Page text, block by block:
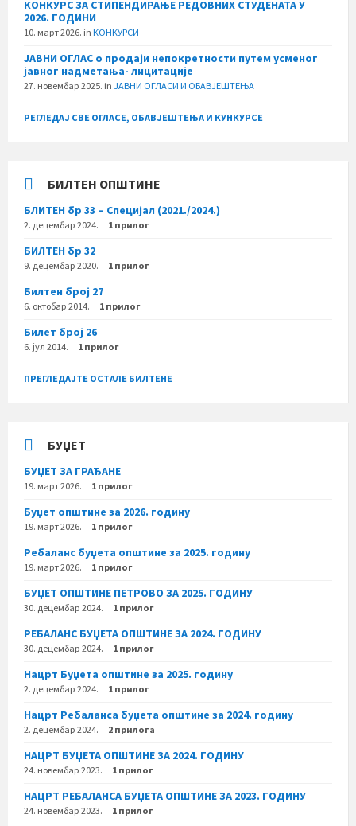
КОНКУРС ЗА СТИПЕНДИРАЊЕ РЕДОВНИХ СТУДЕНАТА У
2026. ГОДИНИ
10. март 2026. in КОНКУРСИ
ЈАВНИ ОГЛАС о продаји непокретности путем усменог
јавног надметања- лицитације
27. новембар 2025. in ЈАВНИ ОГЛАСИ И ОБАВЈЕШТЕЊА
РЕГЛЕДАЈ СВЕ ОГЛАСЕ, ОБАВЈЕШТЕЊА И КУНКУРСЕ
БИЛТЕН ОПШТИНЕ
БЛИТЕН бр 33 – Специјал (2021./2024.)
2. децембар 2024. 1 прилог
БИЛТЕН бр 32
9. децембар 2020. 1 прилог
Билтен број 27
6. октобар 2014. 1 прилог
Билет број 26
6. јул 2014. 1 прилог
ПРЕГЛЕДАЈТЕ ОСТАЛЕ БИЛТЕНЕ
БУЏЕТ
БУЏЕТ ЗА ГРАЂАНЕ
19. март 2026. 1 прилог
Буџет општине за 2026. годину
19. март 2026. 1 прилог
Ребаланс буџета општине за 2025. годину
19. март 2026. 1 прилог
БУЏЕТ ОПШТИНЕ ПЕТРОВО ЗА 2025. ГОДИНУ
30. децембар 2024. 1 прилог
РЕБАЛАНС БУЏЕТА ОПШТИНЕ ЗА 2024. ГОДИНУ
30. децембар 2024. 1 прилог
Нацрт Буџета општине за 2025. годину
2. децембар 2024. 1 прилог
Нацрт Ребаланса буџета општине за 2024. годину
2. децембар 2024. 2 прилога
НАЦРТ БУЏЕТА ОПШТИНЕ ЗА 2024. ГОДИНУ
24. новембар 2023. 1 прилог
НАЦРТ РЕБАЛАНСА БУЏЕТА ОПШТИНЕ ЗА 2023. ГОДИНУ
24. новембар 2023. 1 прилог